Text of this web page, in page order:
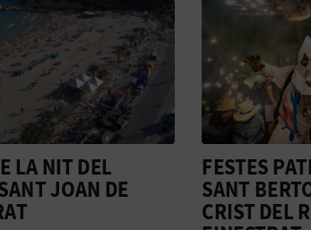
FESTES PATRONALS DE
SANT BERTOMEU I DEL
CRIST DEL REMEI DE